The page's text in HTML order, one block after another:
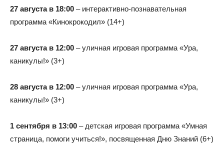
27 августа в 18:00 – интерактивно-познавательная
программа «Кинокрокодил» (14+)
27 августа в 12:00 – уличная игровая программа «Ура,
каникулы!» (3+)
28 августа в 12:00 – уличная игровая программа «Ура,
каникулы!» (3+)
1 сентября в 13:00 – детская игровая программа «Умная
страница, помоги учиться!», посвященная Дню Знаний (6+)